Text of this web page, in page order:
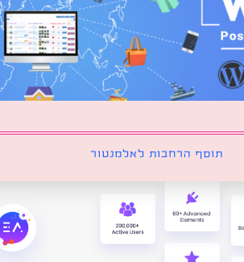
הרחבות לאלמנטור